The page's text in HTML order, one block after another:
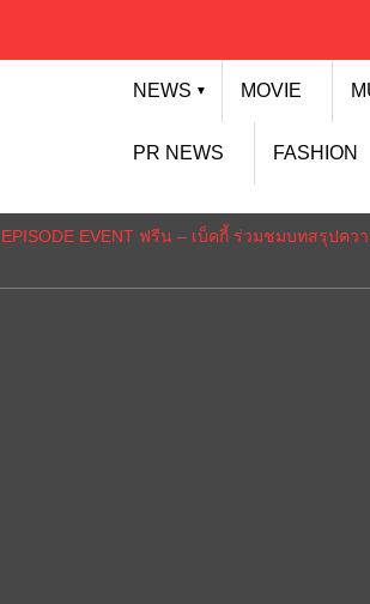
NEWS ▼ MOVIE
PR NEWS FASHION
EVENT ฟรีน – เบ็คกี้ ร่วมชมบทสรุปคว